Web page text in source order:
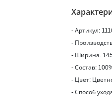
- Артикул:
-
- Ширина:
- Состав:
- Цвет:
- Способ